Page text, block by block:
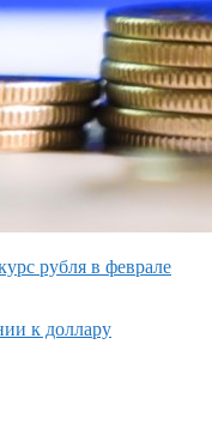
рубля в феврале
к доллару